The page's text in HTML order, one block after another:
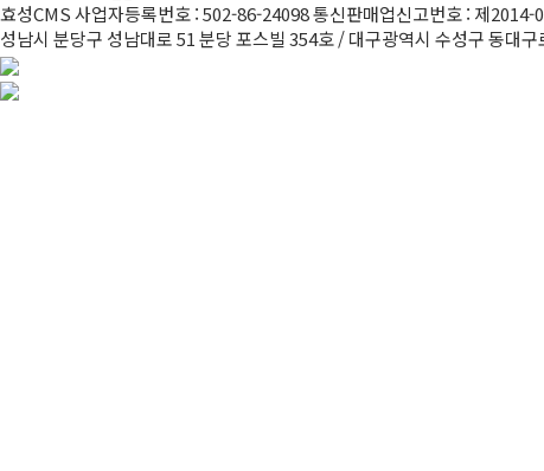
효성CMS 사업자등록번호 : 502-86-24098 통신판매업신고번호 : 제
성남시 분당구 성남대로 51 분당 포스빌 354호 / 대구광역시 수성구 동대